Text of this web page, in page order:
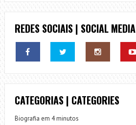
REDES SOCIAIS | SOCIAL MEDIA
CATEGORIAS | CATEGORIES
Biografia em 4 minutos